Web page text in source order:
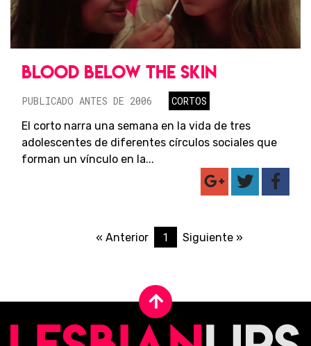
BLOOD BELOW THE SKIN
PUBLICADO ANTES DE 2006
CORTOS
El corto narra una semana en la vida de tres
adolescentes de diferentes círculos sociales que
forman un vínculo en la...
« Anterior 1 Siguiente »